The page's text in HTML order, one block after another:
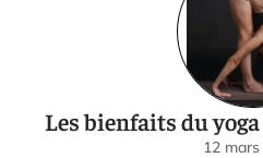
Les bienfaits du
12